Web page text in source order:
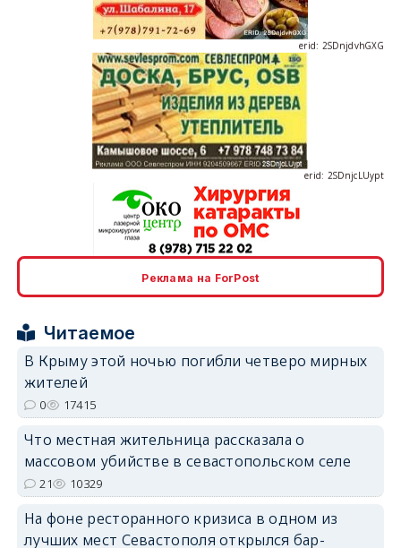
erid: 2SDnjdvhGXG
erid: 2SDnjcLUypt
erid: 2SDnjdvhGXG
Реклама на ForPost
Читаемое
В Крыму этой ночью погибли четверо мирных
жителей
0 17415
Что местная жительница рассказала о
массовом убийстве в севастопольском селе
21 10329
На фоне ресторанного кризиса в одном из
лучших мест Севастополя открылся бар-